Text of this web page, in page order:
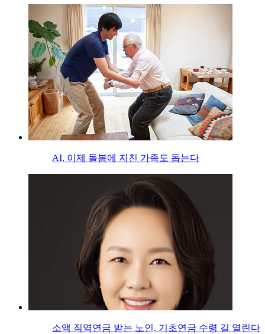
AI, 이제 돌봄에 지친 가족도 돕는다
소액 직역연금 받는 노인, 기초연금 수령 길 열린다